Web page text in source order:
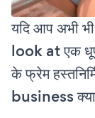
यदि आप अभी
look at एक
के फ्रेम
business